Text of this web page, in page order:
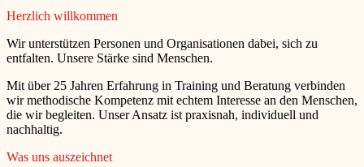
Herzlich willkommen
Wir unterstützen Personen und Organisationen dabei, sich zu
entfalten. Unsere Stärke sind Menschen.
Mit über 25 Jahren Erfahrung in Training und Beratung verbinden
wir methodische Kompetenz mit echtem Interesse an den Menschen,
die wir begleiten. Unser Ansatz ist praxisnah, individuell und
nachhaltig.
Was uns auszeichnet